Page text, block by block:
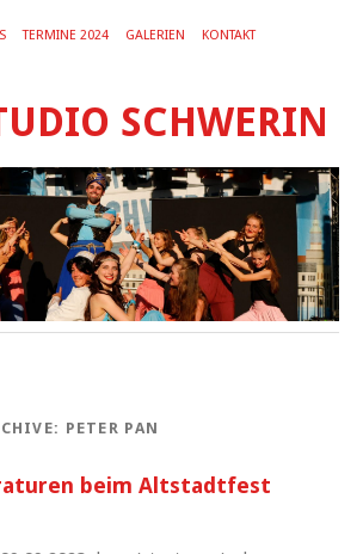
TERMINE 2024 GALERIEN KONTAKT
SCHWERIN
PETER PAN
beim Altstadtfest